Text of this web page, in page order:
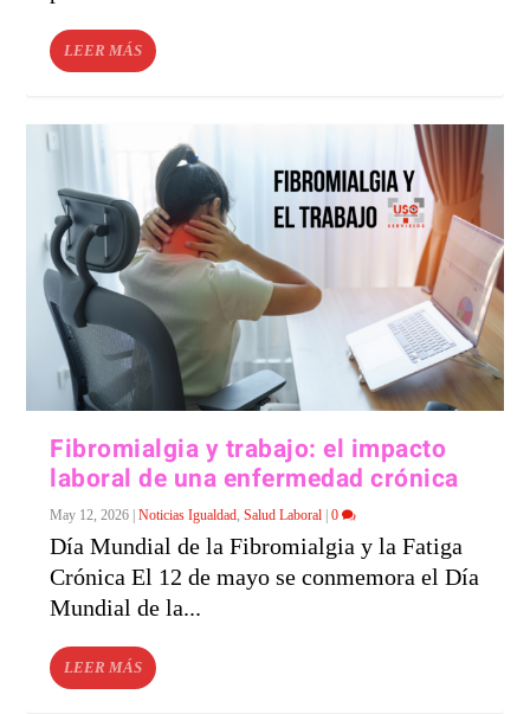
LEER MÁS
Fibromialgia y trabajo: el impacto
laboral de una enfermedad crónica
May 12, 2026 |Noticias Igualdad,Salud Laboral |0
Día Mundial de la Fibromialgia y la Fatiga
Crónica El 12 de mayo se conmemora el Día
Mundial de la...
LEER MÁS